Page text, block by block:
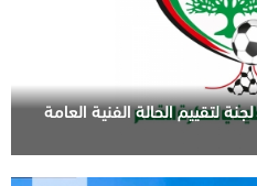
لتقييم الحالة الفنية العامة